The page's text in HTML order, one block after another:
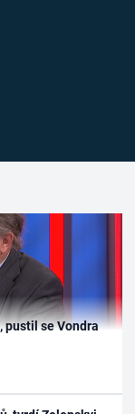
pustil se Vondra